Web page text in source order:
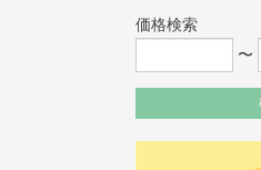
価格検索
〜